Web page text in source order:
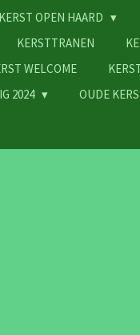
KERST OPEN HAARD
KERSTTRANEN
WELCOME
2024 OUDE